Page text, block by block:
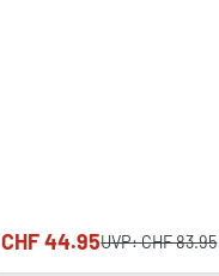
CHF 44.95UVP:CHF 83.95